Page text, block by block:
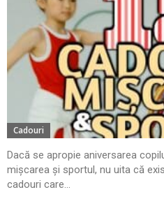
Cadouri
Dacă se apropie aniversarea
mișcarea și sportul, nu uita că
cadouri care...